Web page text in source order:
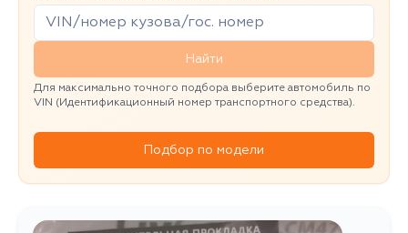
Найти
Для максимально точного подбора выберите автомобиль по
VIN (Идентификационный номер транспортного средства).
Подбор по модели